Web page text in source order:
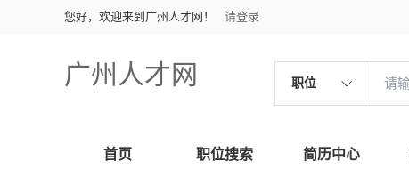
您好，欢迎来到广州人才网！ 请登录
广州人才网 职位
首页 职位搜索 简历中心